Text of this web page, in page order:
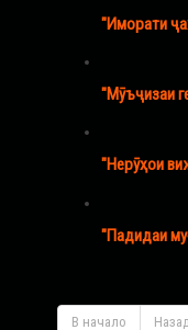
"Иморати
"Мӯъҷизаи
"Нерӯҳои
"Падидаи
В начало
Назад